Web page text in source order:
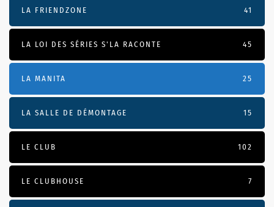
LA FRIENDZONE 41
LA LOI DES SÉRIES S'LA RACONTE 45
LA MANITA 25
LA SALLE DE DÉMONTAGE 15
LE CLUB 102
LE CLUBHOUSE 7